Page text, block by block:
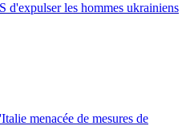
d'expulser les hommes ukrainiens
menacée de mesures de